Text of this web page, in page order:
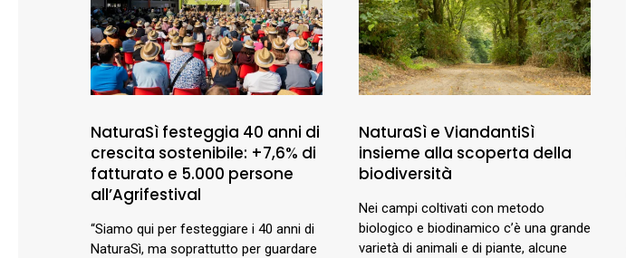
NaturaSì festeggia 40 anni di
crescita sostenibile: +7,6% di
fatturato e 5.000 persone
all’Agrifestival
“Siamo qui per festeggiare i 40 anni di
NaturaSì, ma soprattutto per guardare
NaturaSì e ViandantiSì
insieme alla scoperta della
biodiversità
Nei campi coltivati con metodo
biologico e biodinamico c’è una grande
varietà di animali e di piante, alcune